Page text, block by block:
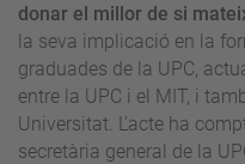
donar el millor de si
la seva implicació en la
graduades de la UPC,
entre la UPC i el MIT, i
Universitat. L’acte ha
secretària general de la